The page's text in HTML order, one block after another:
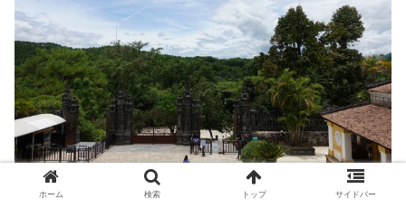
ホーム 検索 トップ サイドバー